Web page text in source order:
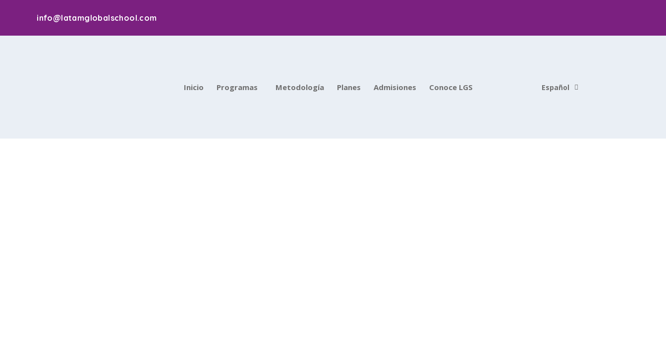
info@latamglobalschool.com
Inicio Programas Metodología Planes Admisiones Conoce LGS Español
English